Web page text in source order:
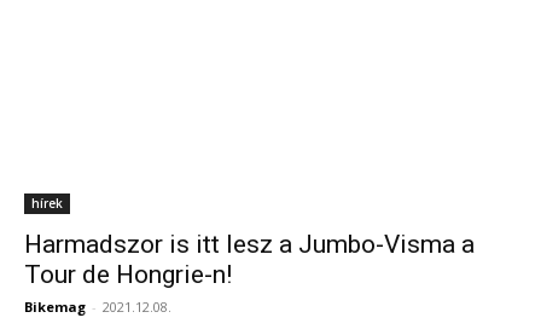
hírek
Harmadszor is itt lesz a Jumbo-Visma a
Tour de Hongrie-n!
Bikemag - 2021.12.08.